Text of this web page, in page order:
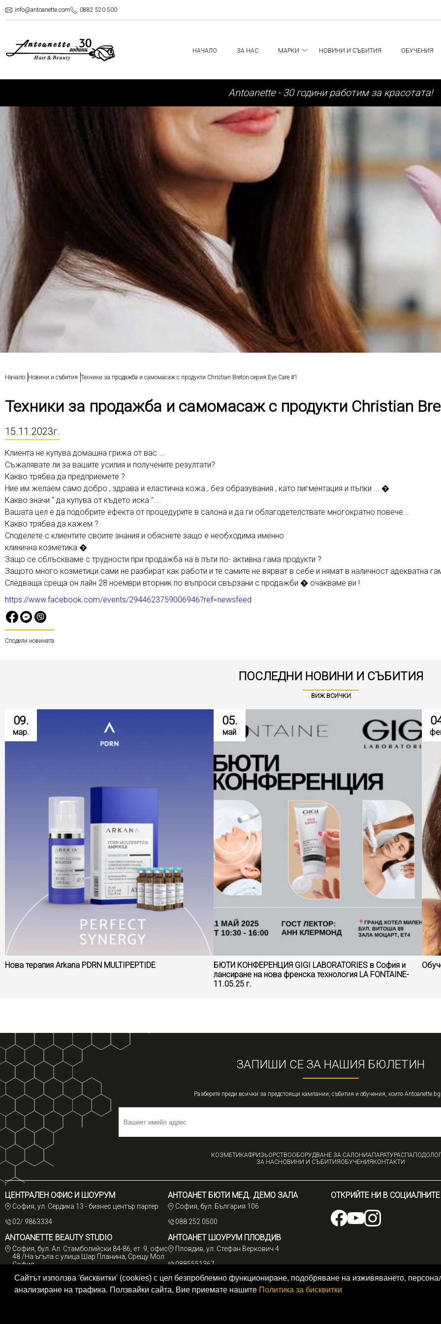
Сайтът използва 'бисквитки' (cookies) с цел безпроблемно функциониране, подобряване на изживяването,
анализиране на трафика. Ползвайки сайта, Вие приемате нашите Политика за бисквитки
info@antoanette.com 0882 520 500
НАЧАЛО ЗА НАС МАРКИ НОВИНИ И СЪБИТИЯ ОБУЧЕНИЯ
Аntoanette - 30 години работим за красотата!
Начало Новини и събития Техники за продажба и самомасаж с продукти Christian Breton серия Eye Care #1
Техники за продажба и самомасаж с продукти Christian
15.11.2023г.
Клиента не купува домашна грижа от вас …
Съжалявате ли за вашите усилия и получените резултати?
Какво трябва да предприемете ?
Ние им желаем само добро , здрава и еластична кожа , без образувания , като пигментация и пъпки ....�
Какво значи " да купува от където иска "...
Вашата цел е да подобрите ефекта от процедурите в салона и да ги облагодетелствате многократно повече...
Какво трябва да кажем ?
Споделете с клиентите своите знания и обяснете защо е необходима именно
клинична козметика �
Защо се сблъскваме с трудности при продажба на в пъти по- активна гама продукти ?
Защото много козметици сами не разбират как работи и те самите не вярват в себе и нямат в наличност
Следваща среща он лайн 28 ноември вторник по въпроси свързани с продажби � очакваме ви !
https://www.facebook.com/events/2944623759006946?ref=newsfeed
Сподели новината
ПОСЛЕДНИ НОВИНИ И СЪБИТИЯ
ВИЖ ВСИЧКИ
09.
мар.
Нова терапия Arkana PDRN MULTIPEPTIDE
05.
май
БЮТИ КОНФЕРЕНЦИЯ GIGI LABORATORIES в София и
лансиране на нова френска технология LA FONTAINE-
11.05.25 г.
ЗАПИШИ СЕ ЗА НАШИЯ БЮЛЕТИН
Разберете преди всички за предстоящи кампании, събития и обучения, които Antoanette.bg
КОЗМЕТИКАФРИЗЬОРСТВООБОРУДВАНЕ ЗА САЛОНИАПАРАТУРАСПА
ЗА НАСНОВИНИ И СЪБИТИЯОБУЧЕНИЯКОНТАКТИ
ЦЕНТРАЛЕН ОФИС И ШОУРУМ
София, ул. Сердика 13 - бизнес център партер
02/ 9863334
ANTOANETTE BEAUTY STUDIO
София, бул. Ал. Стамболийски 84-86, ет. 9, офис
48 /На ъгъла с улица Шар Планина, Срещу Мол
София
088 2291877
АНТОАНЕТ БЮТИ МЕД. ДЕМО ЗАЛА
София, бул. България 106
088 252 0500
АНТОАНЕТ ШОУРУМ ПЛОВДИВ
Пловдив, ул. Стефан Веркович 4
0885551367
ОТКРИЙТЕ НИ В